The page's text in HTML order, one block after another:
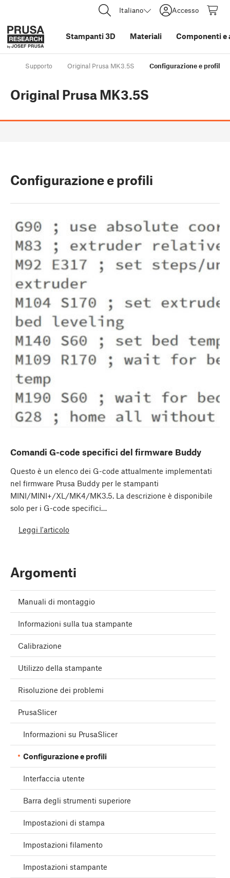
Italiano Accesso
Stampanti 3D Materiali Componenti e
Supporto Original Prusa MK3.5S Configurazione e profili
Original Prusa MK3.5S
Configurazione e profili
Comandi G-code specifici del firmware Buddy
Questo è un elenco dei G-code attualmente implementati
nel firmware Prusa Buddy per le stampanti
MINI/MINI+/XL/MK4/MK3.5. La descrizione è disponibile
solo per i G-code specifici…
Leggi l'articolo
Argomenti
Manuali di montaggio
Informazioni sulla tua stampante
Calibrazione
Utilizzo della stampante
Risoluzione dei problemi
PrusaSlicer
Informazioni su PrusaSlicer
Configurazione e profili
Interfaccia utente
Barra degli strumenti superiore
Impostazioni di stampa
Impostazioni filamento
Impostazioni stampante